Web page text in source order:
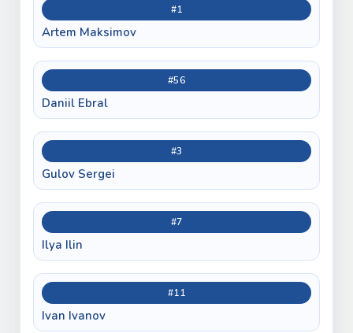
#1
Artem Maksimov
#56
Daniil Ebral
#3
Gulov Sergei
#7
Ilya Ilin
#11
Ivan Ivanov